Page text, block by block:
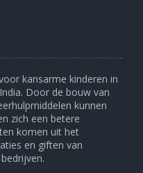
kansarme kinderen in
Door de bouw van
kunnen
zich een betere
komen uit het
en giften van